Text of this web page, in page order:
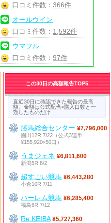
口コミ件数： 366件
オールウイン
口コミ件数： 1,592件
ウマフル
口コミ件数： 97件
この30日の高額報告TOP5
直近30日に確認できた報告の最高
額。金額は公式配当×購入口数と一
致したものだけ
勝馬総合センター ¥7,796,000
園田12R 7/22（公式3連単
¥155,920×50口）
うまジェネ ¥6,811,600
新潟5R 8/2
超すごい競馬 ¥6,443,280
小倉10R 7/11
ハーレム競馬 ¥6,285,400
福島6R 7/12
Re:KEIBA ¥5,727,360